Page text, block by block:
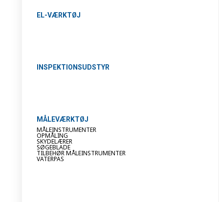
EL-VÆRKTØJ
INSPEKTIONSUDSTYR
MÅLEVÆRKTØJ
MÅLEINSTRUMENTER
OPMÅLING
SKYDELÆRER
SØGEBLADE
TILBEHØR MÅLEINSTRUMENTER
VATERPAS